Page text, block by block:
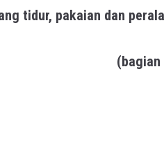
tidur, pakaian dan
(bagian